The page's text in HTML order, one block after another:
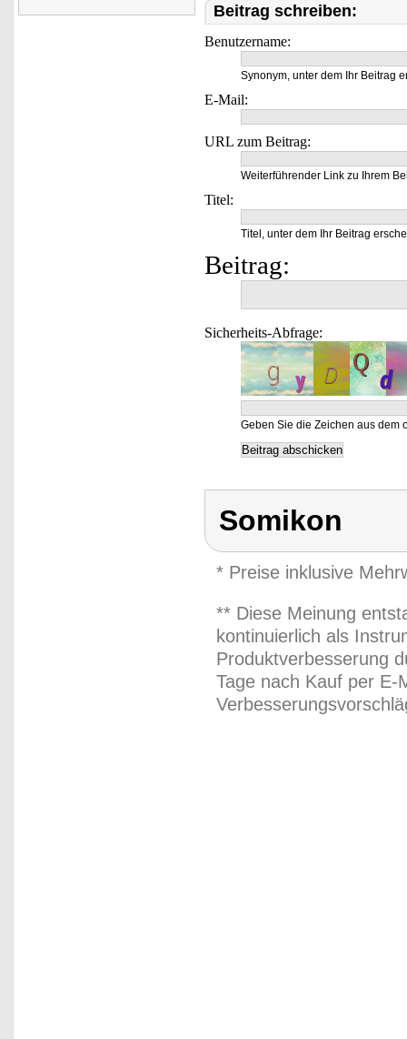
Beitrag schreiben:
Benutzername:
Synonym, unter dem Ihr Beitrag
E-Mail:
URL zum Beitrag:
Weiterführender Link zu Ihrem
Titel:
Titel, unter dem Ihr Beitrag
Beitrag:
Sicherheits-Abfrage:
Geben Sie die Zeichen aus dem
Somikon
* Preise inklusive
** Diese Meinung
kontinuierlich als
Produktverbesserung
Tage nach Kauf per E-